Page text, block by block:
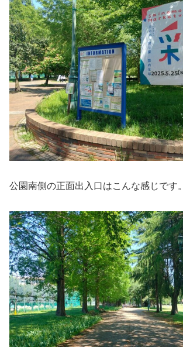
公園南側の正面出入口はこんな感じです。